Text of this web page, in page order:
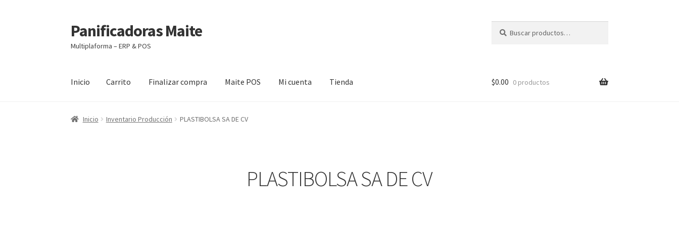
Ir
a
la
Ir
al
contenido
Panificadoras Maite
Multiplaforma – ERP & POS
por:
Inicio Carrito Finalizar compra Maite POS Mi cuenta Tienda
Inicio Carrito Finalizar compra Maite POS Mi cuenta
$0.00 0 productos
Inicio Inventario Producción PLASTIBOLSA SA DE CV
PLASTIBOLSA SA DE CV